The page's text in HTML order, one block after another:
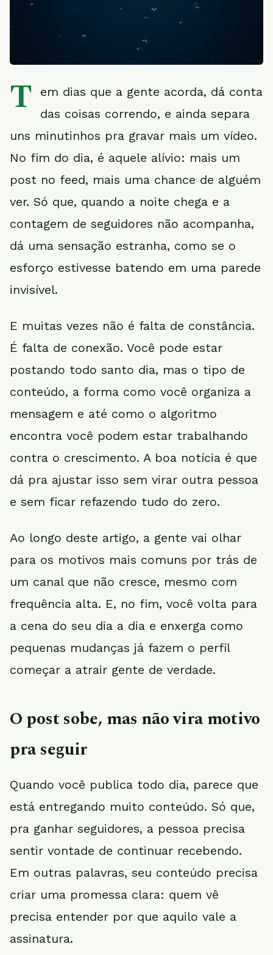
T
em dias que a gente acorda, dá conta
das coisas correndo, e ainda separa
uns minutinhos pra gravar mais um vídeo.
No fim do dia, é aquele alívio: mais um
post no feed, mais uma chance de alguém
ver. Só que, quando a noite chega e a
contagem de seguidores não acompanha,
dá uma sensação estranha, como se o
esforço estivesse batendo em uma parede
invisível.
E muitas vezes não é falta de constância.
É falta de conexão. Você pode estar
postando todo santo dia, mas o tipo de
conteúdo, a forma como você organiza a
mensagem e até como o algoritmo
encontra você podem estar trabalhando
contra o crescimento. A boa notícia é que
dá pra ajustar isso sem virar outra pessoa
e sem ficar refazendo tudo do zero.
Ao longo deste artigo, a gente vai olhar
para os motivos mais comuns por trás de
um canal que não cresce, mesmo com
frequência alta. E, no fim, você volta para
a cena do seu dia a dia e enxerga como
pequenas mudanças já fazem o perfil
começar a atrair gente de verdade.
O post sobe, mas não vira motivo
pra seguir
Quando você publica todo dia, parece que
está entregando muito conteúdo. Só que,
pra ganhar seguidores, a pessoa precisa
sentir vontade de continuar recebendo.
Em outras palavras, seu conteúdo precisa
criar uma promessa clara: quem vê
precisa entender por que aquilo vale a
assinatura.